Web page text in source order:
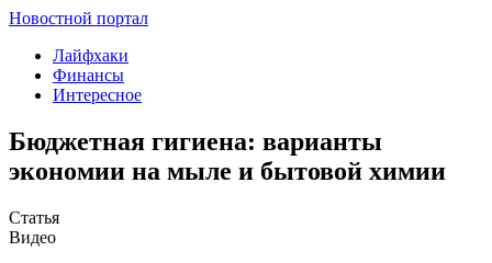
Новостной портал
Лайфхаки
Финансы
Интересное
Бюджетная гигиена: варианты
экономии на мыле и бытовой химии
Статья
Видео